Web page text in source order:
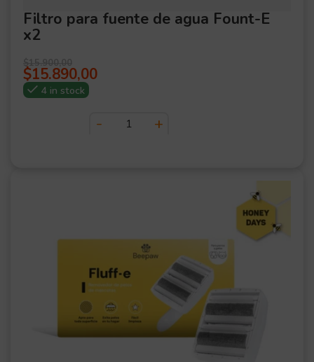
Filtro para fuente de agua Fount-E
x2
$
$15.890,00
4 in stock